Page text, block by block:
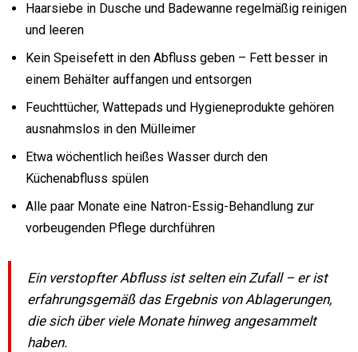
Haarsiebe in Dusche und Badewanne regelmäßig reinigen
und leeren
Kein Speisefett in den Abfluss geben – Fett besser in
einem Behälter auffangen und entsorgen
Feuchttücher, Wattepads und Hygieneprodukte gehören
ausnahmslos in den Mülleimer
Etwa wöchentlich heißes Wasser durch den
Küchenabfluss spülen
Alle paar Monate eine Natron-Essig-Behandlung zur
vorbeugenden Pflege durchführen
Ein verstopfter Abfluss ist selten ein Zufall – er ist
erfahrungsgemäß das Ergebnis von Ablagerungen,
die sich über viele Monate hinweg angesammelt
haben.